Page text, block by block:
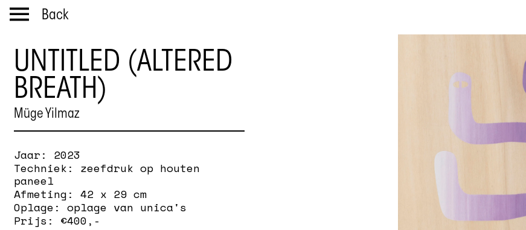
Back
UNTITLED (ALTERED
BREATH)
Müge Yilmaz
Jaar: 2023
Techniek: zeefdruk op houten
paneel
Afmeting:42 x 29 cm
Oplage:oplage van unica's
Prijs: €400,-